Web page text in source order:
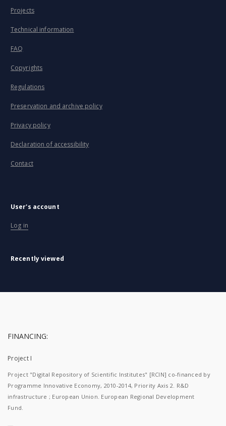
Projects
Technical information
FAQ
Copyrights
Regulations
Preservation and archive policy
Privacy policy
Declaration of accessibility
Contact
User's account
Log in
Recently viewed
FINANCING:
Project I
Project "Digital Repository of Scientific Institutes" [RCIN] co-financed by
Programme Innovative Economy, 2010-2014, Priority Axis 2. R&D
infrastructure ; European Union. European Regional Development
Fund.